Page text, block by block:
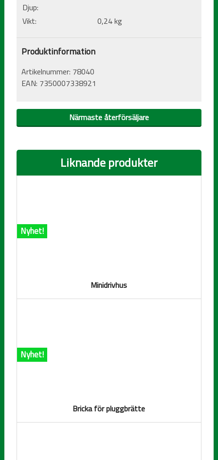
Djup:
Vikt:
0,24 kg
Produktinformation
Artikelnummer: 78040
EAN: 7350007338921
Närmaste återförsäljare
Liknande produkter
Minidrivhus
Nyhet!
Bricka för pluggbrätte
Nyhet!